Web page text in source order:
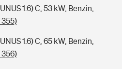
1.6) C, 53 kW, Benzin,
1.6) C, 65 kW, Benzin,